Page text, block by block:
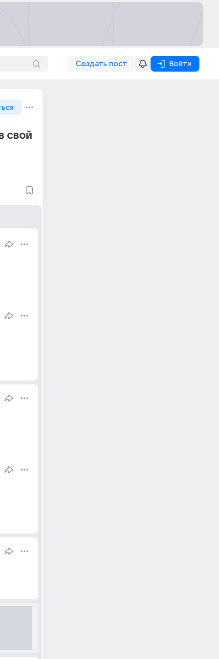
Создать пост Войти
свой